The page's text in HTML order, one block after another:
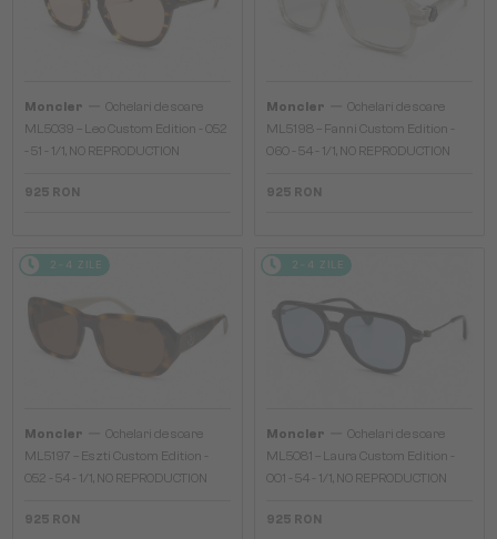
Moncler
Ochelari de soare
ML5039 – Leo Custom Edition - 052
- 51 - 1/1, NO REPRODUCTION
925 RON
Moncler
Ochelari de soare
ML5198 – Fanni Custom Edition -
060 - 54 - 1/1, NO REPRODUCTION
925 RON
2-4 ZILE
Moncler
Ochelari de soare
ML5197 – Eszti Custom Edition -
052 - 54 - 1/1, NO REPRODUCTION
925 RON
2-4 ZILE
Moncler
Ochelari de soare
ML5081 – Laura Custom Edition -
001 - 54 - 1/1, NO REPRODUCTION
925 RON